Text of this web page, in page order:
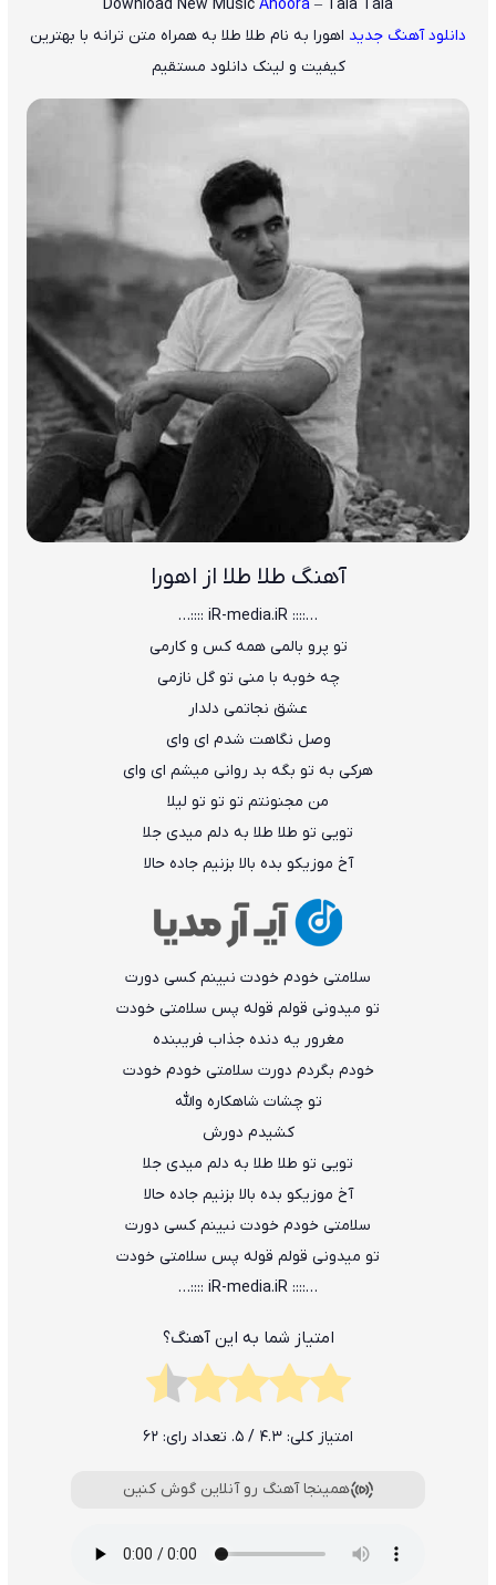
Download New Music Ahoora – Tala Tala
دانلود آهنگ جدید اهورا به نام طلا طلا به همراه متن ترانه با بهترین
کیفیت و لینک دانلود مستقیم
آهنگ طلا طلا از اهورا
…:::: iR-media.iR ::::…
ﺗﻮ ﭘﺮو ﺑﺎﻟﻤﻰ ﻫﻤﻪ ﻛﺲ و ﻛﺎرﻣﻰ
ﭼﻪ ﺧﻮﺑﻪ ﺑﺎ ﻣﻨﻰ ﺗﻮ ﮔﻞ ﻧﺎزﻣﻰ
ﻋﺸﻖ ﻧﺠﺎﺗﻤﻰ دﻟﺪار
وﺻﻞ ﻧﮕﺎﻫﺖ ﺷﺪم ای وای
ﻫﺮﻛﻰ ﺑﻪ ﺗﻮ ﺑﮕﻪ ﺑﺪ رواﻧﻰ ﻣﻴﺸﻢ ای وای
ﻣﻦ ﻣﺠﻨﻮﻧﺘﻢ ﺗﻮ ﺗﻮ ﺗﻮ ﻟﻴﻠﺎ
ﺗﻮﻳﻰ ﺗﻮ ﻃﻠﺎ ﻃﻠﺎ ﺑﻪ دﻟﻢ ﻣﻴﺪی ﺟﻠﺎ
آخ ﻣﻮزﻳﻜﻮ ﺑﺪه ﺑﺎﻟﺎ ﺑﺰﻧﻴﻢ ﺟﺎده ﺣﺎﻟﺎ
ﺳﻠﺎﻣﺘﻰ ﺧﻮدم ﺧﻮدت ﻧﺒﻴﻨﻢ ﻛﺴﻰ دورت
ﺗﻮ ﻣﻴﺪوﻧﻰ ﻗﻮﻟﻢ ﻗﻮﻟﻪ ﭘﺲ ﺳﻠﺎﻣﺘﻰ ﺧﻮدت
ﻣﻐﺮور ﻳﻪ دﻧﺪه ﺟﺬاب ﻓﺮﻳﺒﻨﺪه
ﺧﻮدم ﺑﮕﺮدم دورت ﺳﻠﺎﻣﺘﻰ ﺧﻮدم ﺧﻮدت
ﺗﻮ ﭼﺸﺎت ﺷﺎﻫﻜﺎره واﻟﻠﻪ
ﻛﺸﻴﺪم دورش
ﺗﻮﻳﻰ ﺗﻮ ﻃﻠﺎ ﻃﻠﺎ ﺑﻪ دﻟﻢ ﻣﻴﺪی ﺟﻠﺎ
آخ ﻣﻮزﻳﻜﻮ ﺑﺪه ﺑﺎﻟﺎ ﺑﺰﻧﻴﻢ ﺟﺎده ﺣﺎﻟﺎ
ﺳﻠﺎﻣﺘﻰ ﺧﻮدم ﺧﻮدت ﻧﺒﻴﻨﻢ ﻛﺴﻰ دورت
ﺗﻮ ﻣﻴﺪوﻧﻰ ﻗﻮﻟﻢ ﻗﻮﻟﻪ ﭘﺲ ﺳﻠﺎﻣﺘﻰ ﺧﻮدت
…:::: iR-media.iR ::::…
امتیاز شما به این آهنگ؟
امتیاز کلی: 4.3 / 5. تعداد رای: 62
همینجا آهنگ رو آنلاین گوش کنین